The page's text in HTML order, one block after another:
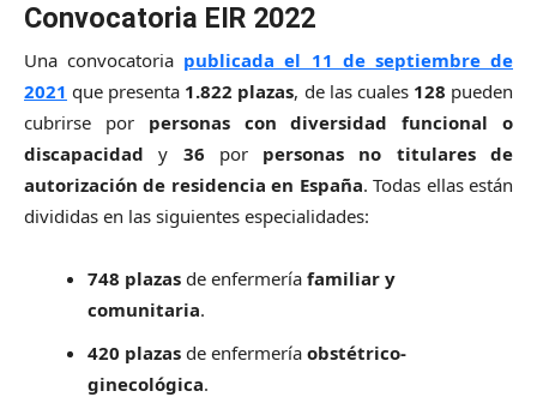
Convocatoria EIR 2022
Una convocatoria publicada el 11 de septiembre de
2021 que presenta 1.822 plazas, de las cuales 128 pueden
cubrirse por personas con diversidad funcional o
discapacidad y 36 por personas no titulares de
autorización de residencia en España. Todas ellas están
divididas en las siguientes especialidades:
748 plazas de enfermería familiar y
comunitaria.
420 plazas de enfermería obstétrico-
ginecológica.